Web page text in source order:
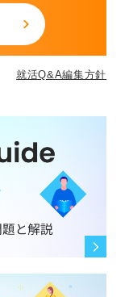
就活Q&A編集方針